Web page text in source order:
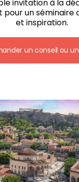
invitation à la
un séminaire
et inspiration.
un conseil ou